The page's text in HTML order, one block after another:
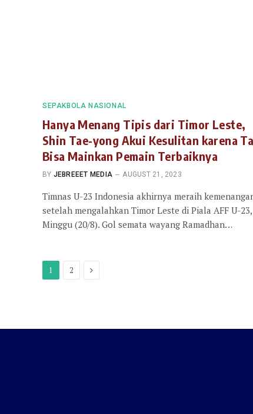
SEPAKBOLA NASIONAL
Hanya Menang Tipis dari Timor Leste,
Shin Tae-yong Akui Kesulitan karena
Bisa Mainkan Pemain Terbaiknya
BY JEBREEET MEDIA AUGUST 21, 2023
Timnas U-23 Indonesia akhirnya meraih
setelah mengalahkan Timor Leste di Piala AFF U-23,
Minggu (20/8). Gol semata wayang Ramadhan…
1 2 Next